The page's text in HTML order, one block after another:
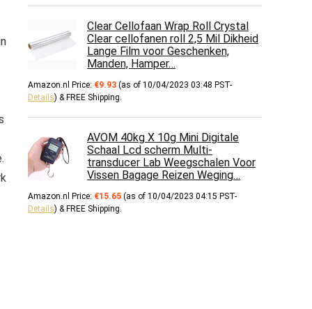
Clear Cellofaan Wrap Roll Crystal
Clear cellofanen roll 2,5 Mil Dikheid
Lange Film voor Geschenken,
Manden, Hamper…
Amazon.nl Price: €9.93 (as of 10/04/2023 03:48 PST-
Details) & FREE Shipping.
AVOM 40kg X 10g Mini Digitale
Schaal Lcd scherm Multi-
transducer Lab Weegschalen Voor
Vissen Bagage Reizen Weging…
Amazon.nl Price: €15.65 (as of 10/04/2023 04:15 PST-
Details) & FREE Shipping.